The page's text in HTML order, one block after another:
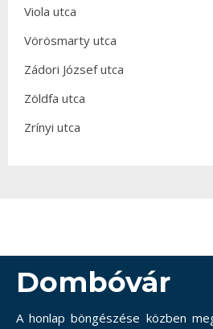
Viola utca
Vörösmarty utca
Zádori József utca
Zöldfa utca
Zrínyi utca
Dombóvár
A honlap böngészése közben